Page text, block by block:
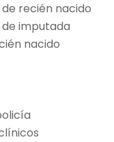
recién nacido
imputada
nacido